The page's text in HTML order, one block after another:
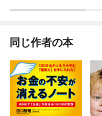
同じ作者の本